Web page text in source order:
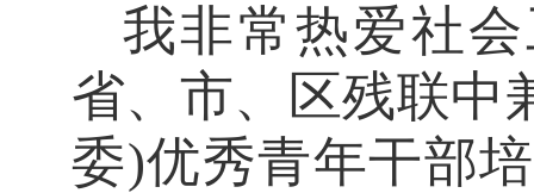
我非常热爱社
省、市、区残联中
委)优秀青年干部